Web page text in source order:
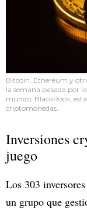
Bitcoin, Ethereum y
la semana pasada por
mundo, BlackRock,
criptomonedas.
Inversiones
juego
Los 303
un grupo que